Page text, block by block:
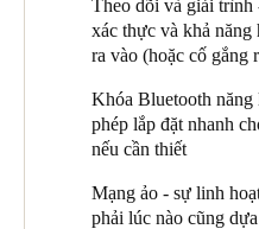
lại sự kết hợp giữa chức năng
George nói tiếp “Tích hợp là
thông qua một nền tảng
và khả năng của hệ thống
là giải pháp kiểm soát ra vào
Giáo dục trong nhiều năm và
đầu cuối Gallagher là điều
sang hệ thống dựa trên nền
một số trường học sử dụng
trung tâm SPACE tập trung
điều hợp lý.”
Hệ thống an ninh của Trường
cho Sở Giáo dục Nam Úc
trọng và nền tảng vững chắc
Theo dõi và giải trình
xác thực và khả
ra vào (hoặc cố gắng
Khóa Bluetooth
phép lắp đặt nhanh
nếu cần thiết
Mạng ảo - sự linh
phải lúc nào cũng